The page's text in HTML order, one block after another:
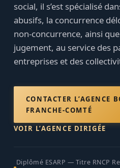
social, il s’est spécialisé
abusifs, la concurrence
non-concurrence, ainsi
jugement, au service des
entreprises et des
CONTACTER L’AGENCE
FRANCHE-COMTÉ
VOIR L’AGENCE DIRIGÉE
Diplômé ESARP — Titre RNCP